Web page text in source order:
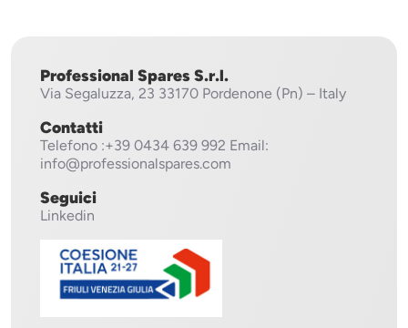
Professional Spares S.r.l.
Via Segaluzza, 23 33170 Pordenone (Pn) – Italy
Contatti
Telefono :+39 0434 639 992 Email:
info@professionalspares.com
Seguici
Linkedin